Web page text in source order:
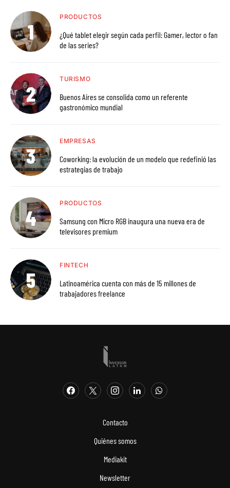
PRODUCTOS
¿Qué tablet elegir según cada perfil: Gamer, lector o fan
de las series?
TURISMO
Buenos Aires se consolida como un referente
gastronómico mundial
EMPRESAS
Coworking: la evolución de un modelo que redefinió las
estrategias de trabajo
PRODUCTOS
Samsung con Micro RGB inaugura una nueva era de
televisores premium
FINTECH
Latinoamérica cuenta con más de 15 millones de
trabajadores freelance
Contacto
Quiénes somos
Mediakit
Newsletter